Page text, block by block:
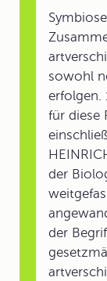
sowohl
erfolgen.
für diese
der
der